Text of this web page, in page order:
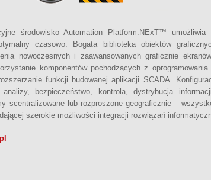
środowisko Automation Platform.NExT™ umożliwia
czasowo. Bogata biblioteka obiektów
nowoczesnych i zaawansowanych graficznie
komponentów pochodzących z
funkcji budowanej aplikacji SCADA.
bezpieczeństwo, kontrola, dystrybucja
scentralizowane lub rozproszone geograficznie –
szerokie możliwości integracji rozwiązań